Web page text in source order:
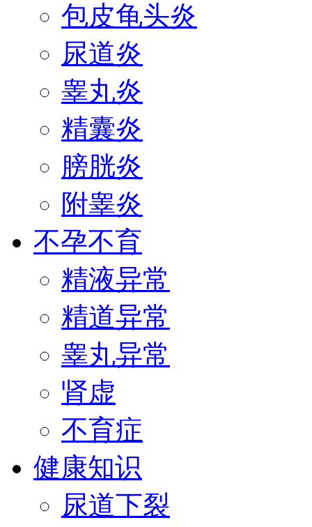
包皮龟头炎
尿道炎
睾丸炎
精囊炎
膀胱炎
附睾炎
不孕不育
精液异常
精道异常
睾丸异常
肾虚
不育症
健康知识
尿道下裂